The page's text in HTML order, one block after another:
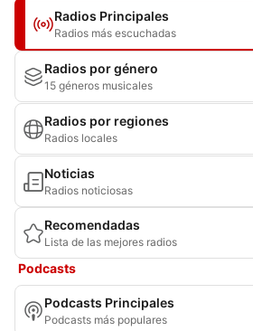
Radios Principales
Radios más escuchadas
Radios por género
15 géneros musicales
Radios por regiones
Radios locales
Noticias
Radios noticiosas
Recomendadas
Lista de las mejores radios
Podcasts
Podcasts Principales
Podcasts más populares